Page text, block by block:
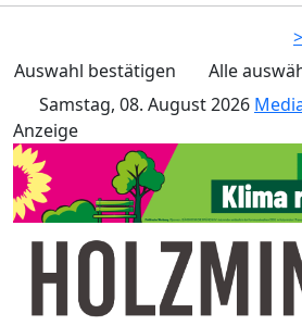
Auswahl bestätigen
Alle
Samstag, 08. August 2026
Anzeige